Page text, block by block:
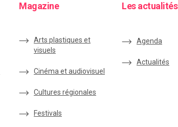
Magazine
Arts plastiques et
visuels
Cinéma et audiovisuel
Cultures régionales
Festivals
Les actualités
Agenda
Actualités